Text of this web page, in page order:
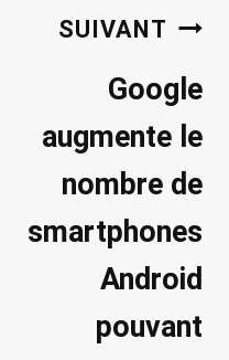
SUIVANT
Google
augmente le
nombre de
smartphones
Android
pouvant